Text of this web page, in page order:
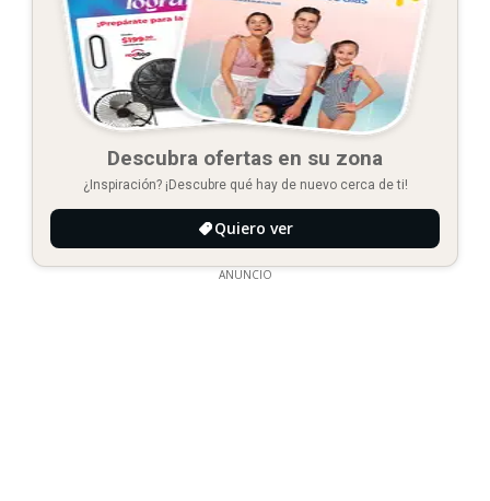
Descubra ofertas en su zona
¿Inspiración? ¡Descubre qué hay de nuevo cerca de ti!
Quiero ver
ANUNCIO